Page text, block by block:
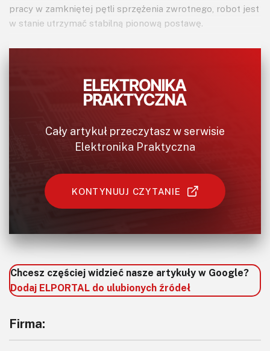
pracy w zamkniętej pętli sprzężenia zwrotnego, robot jest
w stanie utrzymać stabilną pionową postawę.
Cały artykuł przeczytasz w serwisie
Elektronika Praktyczna
KONTYNUUJ CZYTANIE
Chcesz częściej widzieć nasze artykuły w Google?
Dodaj ELPORTAL do ulubionych źródeł
Firma: